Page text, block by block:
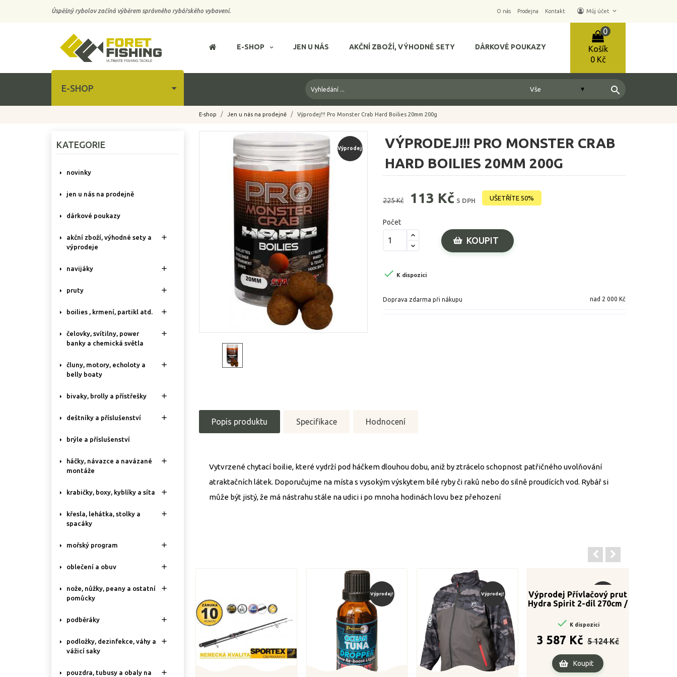
Úspěšný rybolov začíná výběrem správného rybářského vybavení. O nás Prodejna Kontakt Můj účet keyboard_arrow_down
Košík
0
0 Kč
E-SHOP JEN U NÁS AKČNÍ ZBOŽÍ, VÝHODNÉ SETY DÁRKOVÉ POUKAZY
E-SHOP search
E-shop Jen u nás na prodejně Výprodej!!! Pro Monster Crab Hard Boilies 20mm 200g
KATEGORIE
novinky
jen u nás na prodejně
dárkové poukazy
akční zboží, výhodné sety a
výprodeje

navijáky 
pruty 
boilies , krmení, partikl atd. 
čelovky, svítilny, power
banky a chemická světla

čluny, motory, echoloty a
belly boaty

bivaky, brolly a přístřešky 
deštníky a příslušenství 
brýle a příslušenství
háčky, návazce a navázané
montáže

krabičky, boxy, kyblíky a síta 
křesla, lehátka, stolky a
spacáky

mořský program 
oblečení a obuv 
nože, nůžky, peany a ostatní
pomůcky

podběráky 
podložky, dezinfekce, váhy a
vážicí saky

pouzdra, tubusy a obaly na

Výprodej!
VÝPRODEJ!!! PRO MONSTER CRAB
HARD BOILIES 20MM 200G
225 Kč 113 Kč S DPH UŠETŘÍTE 50%
Počet
KOUPIT
 K dispozici
Doprava zdarma při nákupu nad 2 000 Kč
Popis produktu Specifikace Hodnocení
Vytvrzené chytací boilie, které vydrží pod háčkem dlouhou dobu, aniž by ztrácelo schopnost patřičného uvolňování
atraktačních látek. Doporučujme na místa s vysokým výskytem bílé ryby či raků nebo do silně proudících vod. Rybář si
může být jistý, že má nástrahu stále na udici i po mnoha hodinách lovu bez přehození
Výprodej! Výprodej! Výprodej!
Výprodej Přívlačový prut
Hydra Spirit 2-díl 270cm /
 K dispozici
3 587 Kč cena
5 124 Kč
Cena
Koupit